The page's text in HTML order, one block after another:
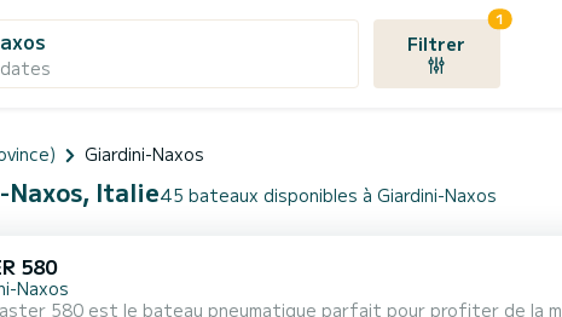
Filtrer
1
Giardini-Naxos
Naxos, Italie45 bateaux disponibles à Giardini-Naxos
580
Naxos
580 est le bateau pneumatique parfait pour profiter de la